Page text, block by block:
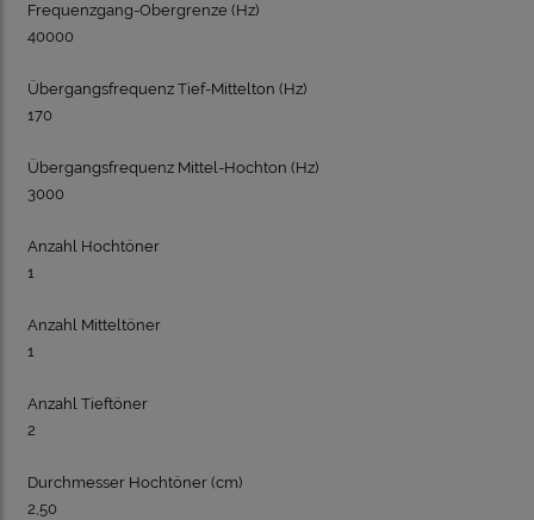
Frequenzgang-Obergrenze (Hz)
40000
Übergangsfrequenz Tief-Mittelton (Hz)
170
Übergangsfrequenz Mittel-Hochton (Hz)
3000
Anzahl Hochtöner
1
Anzahl Mitteltöner
1
Anzahl Tieftöner
2
Durchmesser Hochtöner (cm)
2,50